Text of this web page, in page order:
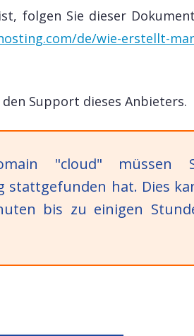
folgen Sie dieser
de/wie-erstellt-
Support dieses Anbieters.
"cloud" müssen
stattgefunden hat. Dies
bis zu einigen